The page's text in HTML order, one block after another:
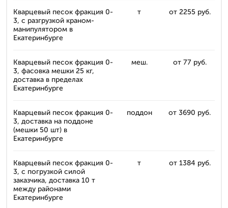
Кварцевый песок фракция 0-
3, с разгрузкой краном-
манипулятором в
Екатеринбурге
т от 2255 руб.
Кварцевый песок фракция 0-
3, фасовка мешки 25 кг,
доставка в пределах
Екатеринбурге
меш. от 77 руб.
Кварцевый песок фракция 0-
3, доставка на поддоне
(мешки 50 шт) в
Екатеринбурге
поддон от 3690 руб.
Кварцевый песок фракция 0-
3, с погрузкой силой
заказчика, доставка 10 т
между районами
Екатеринбурге
т от 1384 руб.